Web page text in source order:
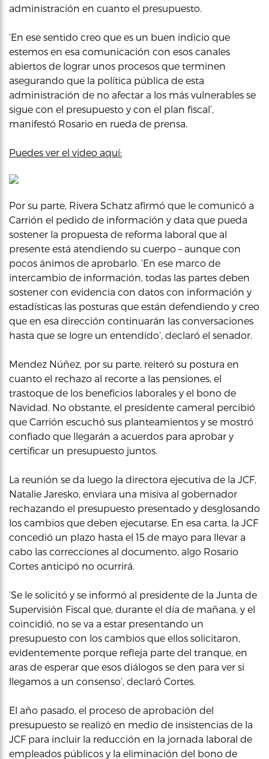
administración en cuanto el presupuesto.
‘En ese sentido creo que es un buen indicio que
estemos en esa comunicación con esos canales
abiertos de lograr unos procesos que terminen
asegurando que la política pública de esta
administración de no afectar a los más vulnerables se
sigue con el presupuesto y con el plan fiscal’,
manifestó Rosario en rueda de prensa.
Puedes ver el video aquí:
Por su parte, Rivera Schatz afirmó que le comunicó a
Carrión el pedido de información y data que pueda
sostener la propuesta de reforma laboral que al
presente está atendiendo su cuerpo – aunque con
pocos ánimos de aprobarlo. ‘En ese marco de
intercambio de información, todas las partes deben
sostener con evidencia con datos con información y
estadísticas las posturas que están defendiendo y creo
que en esa dirección continuarán las conversaciones
hasta que se logre un entendido’, declaró el senador.
Mendez Núñez, por su parte, reiteró su postura en
cuanto el rechazo al recorte a las pensiones, el
trastoque de los beneficios laborales y el bono de
Navidad. No obstante, el presidente cameral percibió
que Carrión escuchó sus planteamientos y se mostró
confiado que llegarán a acuerdos para aprobar y
certificar un presupuesto juntos.
La reunión se da luego la directora ejecutiva de la JCF,
Natalie Jaresko, enviara una misiva al gobernador
rechazando el presupuesto presentado y desglosando
los cambios que deben ejecutarse. En esa carta, la JCF
concedió un plazo hasta el 15 de mayo para llevar a
cabo las correcciones al documento, algo Rosario
Cortes anticipó no ocurrirá.
‘Se le solicitó y se informó al presidente de la Junta de
Supervisión Fiscal que, durante el día de mañana, y el
coincidió, no se va a estar presentando un
presupuesto con los cambios que ellos solicitaron,
evidentemente porque refleja parte del tranque, en
aras de esperar que esos diálogos se den para ver si
llegamos a un consenso’, declaró Cortes.
El año pasado, el proceso de aprobación del
presupuesto se realizó en medio de insistencias de la
JCF para incluir la reducción en la jornada laboral de
empleados públicos y la eliminación del bono de